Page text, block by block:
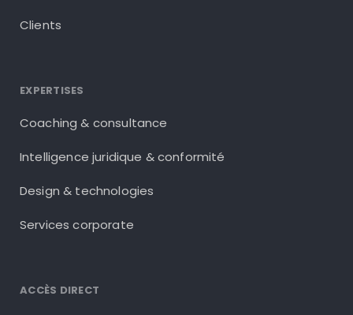
Clients
EXPERTISES
Coaching & consultance
Intelligence juridique & conformité
Design & technologies
Services corporate
ACCÈS DIRECT